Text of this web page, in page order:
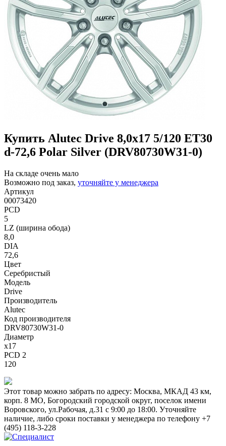
Купить Alutec Drive 8,0x17 5/120 ET30
d-72,6 Polar Silver (DRV80730W31-0)
На складе очень мало
Возможно под заказ, уточняйте у менеджера
Артикул
00073420
PCD
5
LZ (ширина обода)
8,0
DIA
72,6
Цвет
Серебристый
Модель
Drive
Производитель
Alutec
Код производителя
DRV80730W31-0
Диаметр
x17
PCD 2
120
Этот товар можно забрать по адресу: Москва, МКАД 43 км,
корп. 8 МО, Богородский городской округ, поселок имени
Воровского, ул.Рабочая, д.31 с 9:00 до 18:00. Уточняйте
наличие, либо сроки поставки у менеджера по телефону +7
(495) 118-3-228